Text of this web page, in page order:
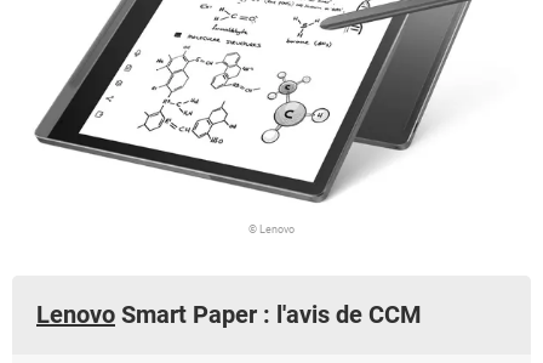
© Lenovo
Lenovo Smart Paper : l'avis de CCM